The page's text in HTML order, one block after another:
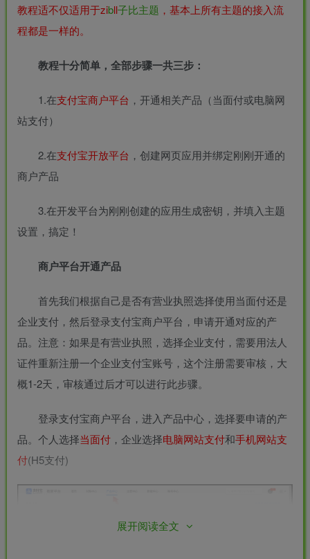
教程适不仅适用于zibll子比主题 ，基本上所有主题的接入流
程都是一样的。
教程十分简单，全部步骤一共三步：
1.在支付宝商户平台 ，开通相关产品（当面付或电脑网
站支付）
2.在支付宝开放平台 ，创建网页应用并绑定刚刚开通的
商户产品
3.在开发平台为刚刚创建的应用生成密钥，并填入主题
设置，搞定！
商户平台开通产品
首先我们根据自己是否有营业执照选择使用当面付还是
企业支付，然后登录支付宝商户平台，申请开通对应的产
品。注意：如果是有营业执照，选择企业支付，需要用法人
证件重新注册一个企业支付宝账号，这个注册需要审核，大
概1-2天，审核通过后才可以进行此步骤。
登录支付宝商户平台，进入产品中心，选择要申请的产
品。个人选择当面付 ，企业选择电脑网站支付和手机网站支
付(H5支付)
展开阅读全文